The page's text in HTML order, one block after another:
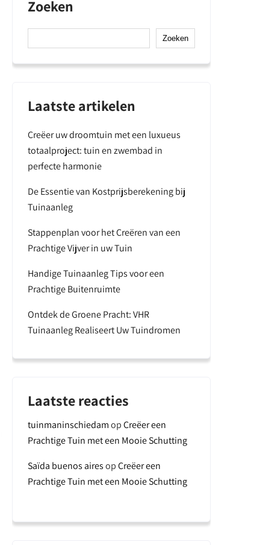
Zoeken
Zoeken
Laatste artikelen
Creëer uw droomtuin met een luxueus
totaalproject: tuin en zwembad in
perfecte harmonie
De Essentie van Kostprijsberekening bij
Tuinaanleg
Stappenplan voor het Creëren van een
Prachtige Vijver in uw Tuin
Handige Tuinaanleg Tips voor een
Prachtige Buitenruimte
Ontdek de Groene Pracht: VHR
Tuinaanleg Realiseert Uw Tuindromen
Laatste reacties
tuinmaninschiedamopCreëer een
Prachtige Tuin met een Mooie Schutting
Saïda buenos airesopCreëer een
Prachtige Tuin met een Mooie Schutting